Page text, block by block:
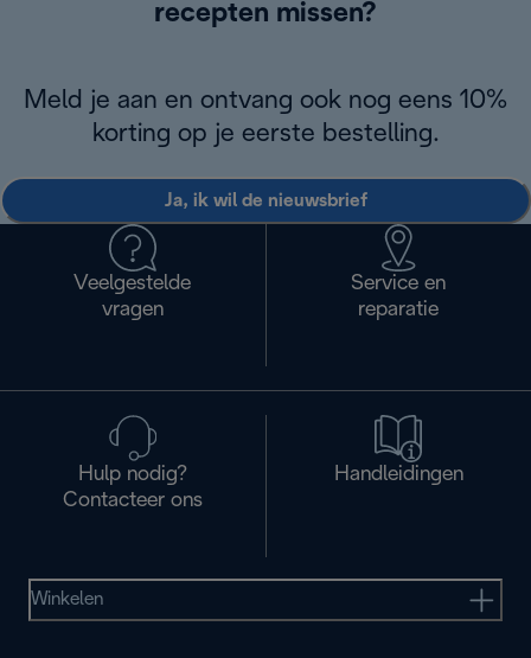
recepten missen?
Meld je aan en ontvang ook nog eens 10%
korting op je eerste bestelling.
Ja, ik wil de nieuwsbrief
Veelgestelde
vragen
Service en
reparatie
Hulp nodig?
Contacteer ons
Handleidingen
Winkelen